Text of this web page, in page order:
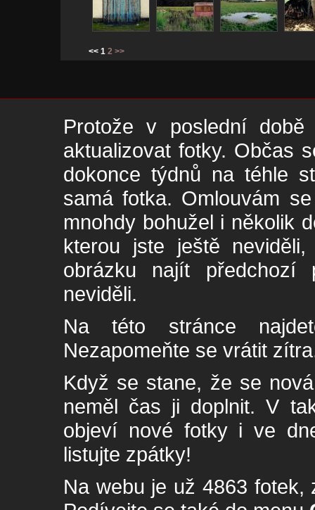
<< 1 2 >>
Protože v poslední
aktualizovat fotky. Občas
dokonce týdnů na téhle
samá fotka. Omlouvám
mnohdy bohužel i několik
kterou jste ještě
obrázku najít
neviděli.
Na této stránce
Nezapomeňte se vrátit
Když se stane, že se
neměl čas ji doplnit. V
objeví nové fotky i ve
listujte zpátky!
Na webu je už 4863